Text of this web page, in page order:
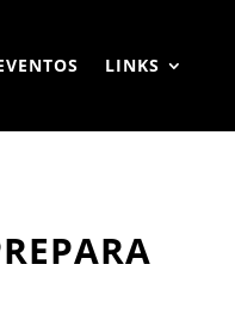
LINKS